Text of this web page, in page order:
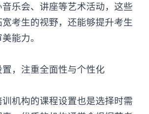
乐会、讲座等艺术活动，这些
考生的视野，还能够提升考生
能力。
，注重全面性与个性化‌
构的课程设置也是选择时需